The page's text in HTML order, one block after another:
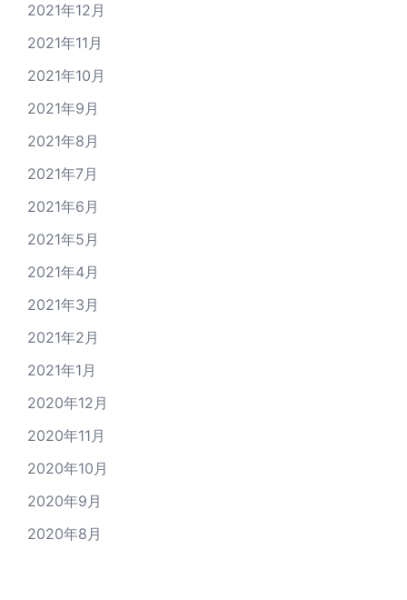
2021年12月
2021年11月
2021年10月
2021年9月
2021年8月
2021年7月
2021年6月
2021年5月
2021年4月
2021年3月
2021年2月
2021年1月
2020年12月
2020年11月
2020年10月
2020年9月
2020年8月